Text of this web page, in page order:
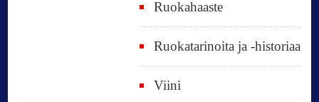
Ruokahaaste
Ruokatarinoita ja -historiaa
Viini